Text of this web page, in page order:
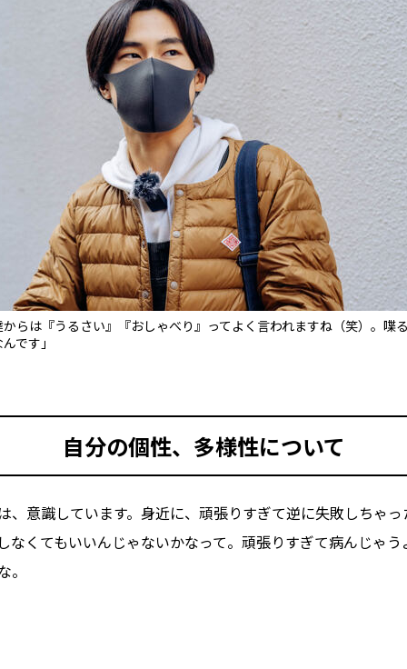
らは『うるさい』『おしゃべり』ってよく言われますね（笑）。喋
です」
自分の個性、多様性について
、意識しています。身近に、頑張りすぎて逆に失敗しちゃ
なくてもいいんじゃないかなって。頑張りすぎて病んじゃう